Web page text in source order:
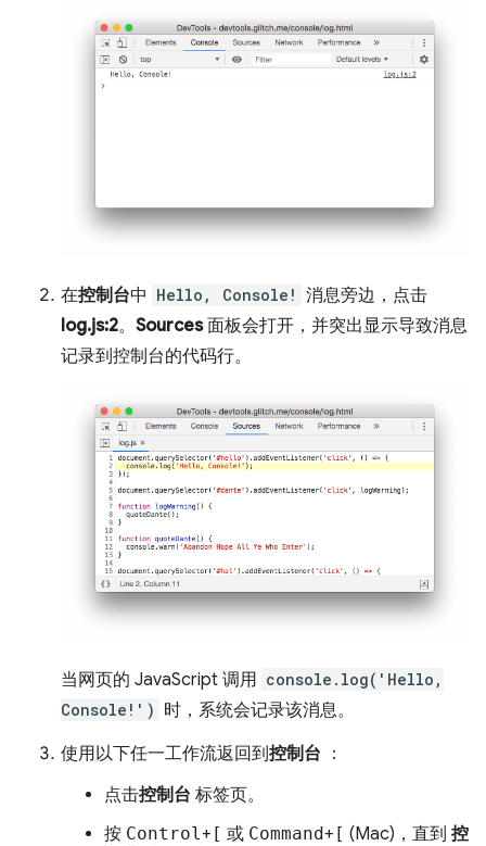
在控制台中 Hello, Console! 消息旁边，点击
log.js:2。 Sources面板会打开，并突出显示导致消息
记录到控制台的代码行。
当网页的 JavaScript 调用 console.log('Hello,
Console!') 时，系统会记录该消息。
使用以下任一工作流返回到控制台 ：
点击控制台 标签页。
按 Control+ [ 或 Command+ [ (Mac)，直到 控